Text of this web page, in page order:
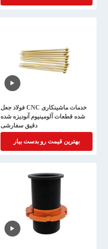
خدمات ماشینکاری CNC فولاد جعل
شده قطعات آلومینیوم آنودیزه شده
دقیق سفارشی
بهترین قیمت رو بدست بیار